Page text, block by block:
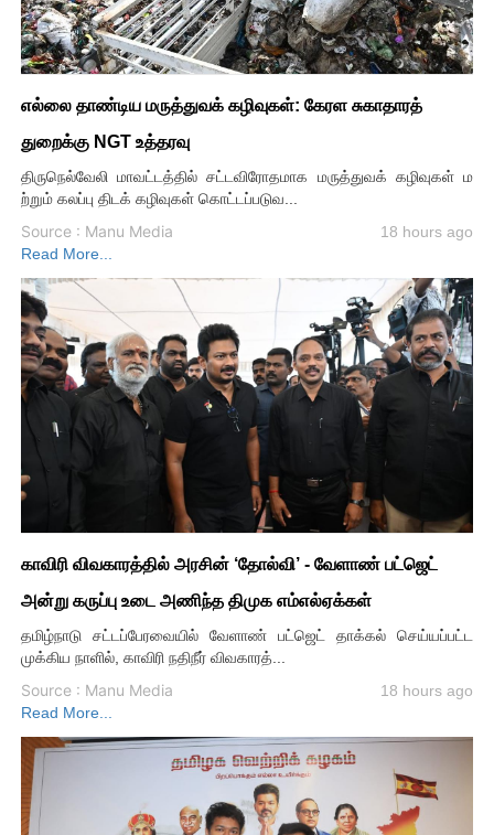
எல்லை தாண்டிய மருத்துவக் கழிவுகள்: கேரள சுகாதாரத்
துறைக்கு NGT உத்தரவு
திருநெல்வேலி மாவட்டத்தில் சட்டவிரோதமாக மருத்துவக் கழிவுகள் ம
ற்றும் கலப்பு திடக் கழிவுகள் கொட்டப்படுவ...
Source : Manu Media
18 hours ago
Read More...
காவிரி விவகாரத்தில் அரசின் ‘தோல்வி’ - வேளாண் பட்ஜெட்
அன்று கருப்பு உடை அணிந்த திமுக எம்எல்ஏக்கள்
தமிழ்நாடு சட்டப்பேரவையில் வேளாண் பட்ஜெட் தாக்கல் செய்யப்பட்ட
முக்கிய நாளில், காவிரி நதிநீர் விவகாரத்...
Source : Manu Media
18 hours ago
Read More...